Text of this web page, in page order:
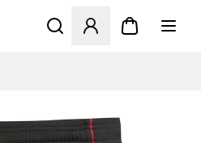
Öppnar en Modal för att